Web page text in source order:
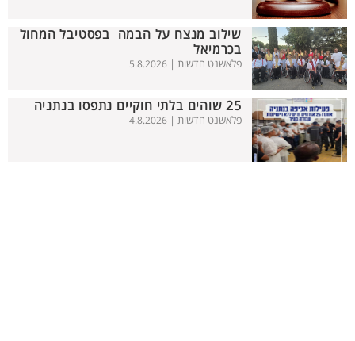
שילוב מנצח על הבמה בפסטיבל המחול
בכרמיאל
פלאשנט חדשות | 5.8.2026
25 שוהים בלתי חוקיים נתפסו בנתניה
פלאשנט חדשות | 4.8.2026